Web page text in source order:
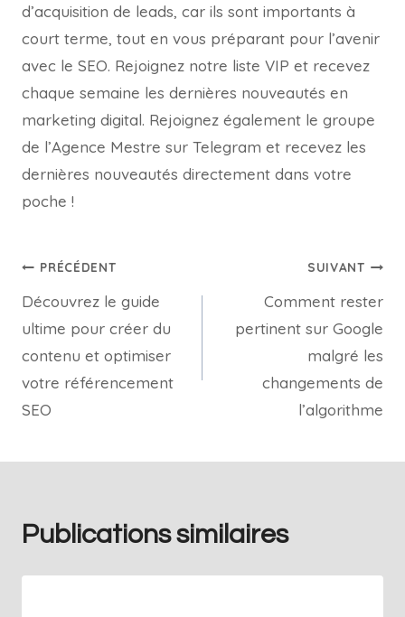
d’acquisition de leads, car ils sont importants à
court terme, tout en vous préparant pour l’avenir
avec le SEO. Rejoignez notre liste VIP et recevez
chaque semaine les dernières nouveautés en
marketing digital. Rejoignez également le groupe
de l’Agence Mestre sur Telegram et recevez les
dernières nouveautés directement dans votre
poche !
PRÉCÉDENT
Découvrez le guide
ultime pour créer du
contenu et optimiser
votre référencement
SEO
SUIVANT
Comment rester
pertinent sur Google
malgré les
changements de
l’algorithme
Publications similaires